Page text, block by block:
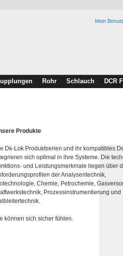
Mein
Rohr Schlauch DCR
Produkte
Dk-Lok Produktserien und ihr kompatibles
sich optimal in ihre Systeme. Die
und Leistungsmerkmale liegen über
der Analysentechnik,
Chemie, Petrochemie,
Prozessinstrumentierung und
können sich sicher fühlen.